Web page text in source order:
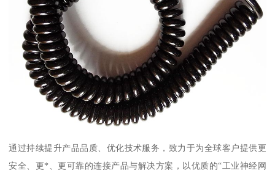
通过持续提升产品品质、优化技术服务，致力于为全球客户提供更
安全、更*、更可靠的连接产品与解决方案，以优质的“工业神经网